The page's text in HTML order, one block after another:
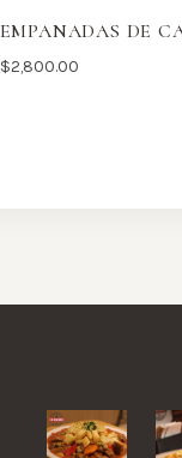
EMPANADAS DE
$2,800.00